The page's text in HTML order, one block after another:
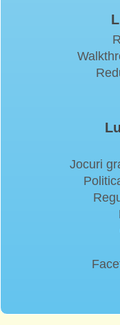
Jocuri